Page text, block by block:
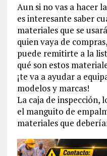
Aun si no vas a hacer
es interesante saber
materiales que se
quien vaya de
puede remitirte a la
qué son estos
¡te va a ayudar a
modelos y marcas!
La caja de inspección,
el manguito de
materiales que